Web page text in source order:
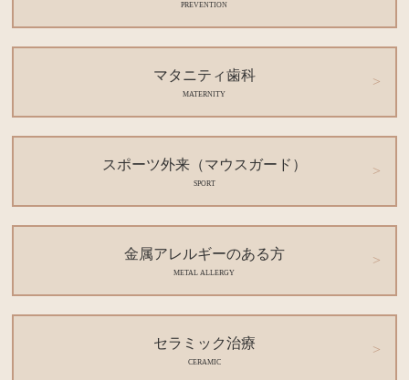
PREVENTION
マタニティ歯科
MATERNITY
スポーツ外来（マウスガード）
SPORT
金属アレルギーのある方
METAL ALLERGY
セラミック治療
CERAMIC